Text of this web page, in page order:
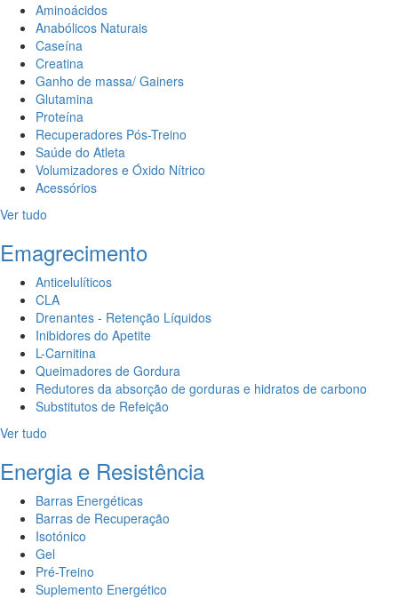
Aminoácidos
Anabólicos Naturais
Caseína
Creatina
Ganho de massa/ Gainers
Glutamina
Proteína
Recuperadores Pós-Treino
Saúde do Atleta
Volumizadores e Óxido Nítrico
Acessórios
Ver tudo
Emagrecimento
Anticelulíticos
CLA
Drenantes - Retenção Líquidos
Inibidores do Apetite
L-Carnitina
Queimadores de Gordura
Redutores da absorção de gorduras e hidratos de carbono
Substitutos de Refeição
Ver tudo
Energia e Resistência
Barras Energéticas
Barras de Recuperação
Isotónico
Gel
Pré-Treino
Suplemento Energético